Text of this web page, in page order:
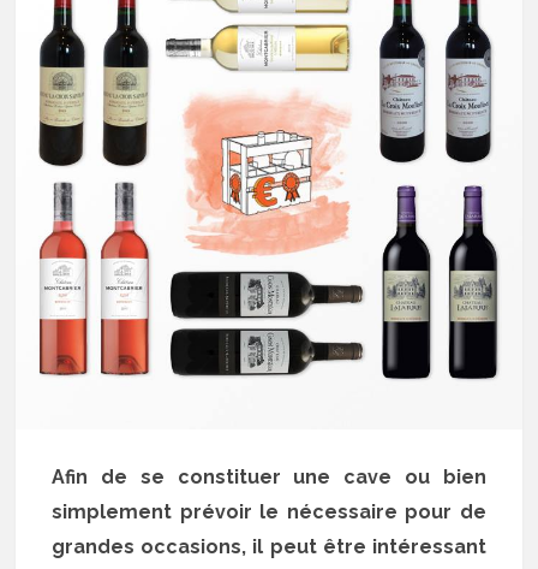
Afin de se constituer une cave ou bien
simplement prévoir le nécessaire pour de
grandes occasions, il peut être intéressant